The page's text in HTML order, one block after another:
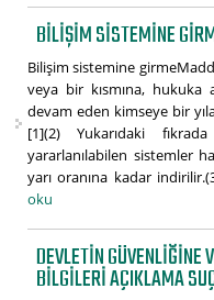
BILIŞIM SISTEMINE
Bilişim sistemine
veya bir kısmına, hukuka
devam eden kimseye bir
[1](2) Yukarıdaki
yararlanılabilen sistemler
yarı oranına kadar
oku
DEVLETIN
BILGILERI AÇIKLAMA